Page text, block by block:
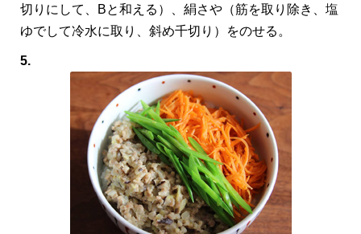
切りにして、Bと和える）、絹さや（筋を取り除き、塩
ゆでして冷水に取り、斜め千切り）をのせる。
5.